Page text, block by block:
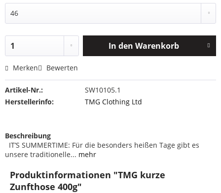
In den Warenkorb
Merken Bewerten
Artikel-Nr.:
SW10105.1
Herstellerinfo:
TMG Clothing Ltd
Beschreibung
IT’S SUMMERTIME: Für die besonders heißen Tage gibt es
unsere traditionelle... mehr
Produktinformationen "TMG kurze
Zunfthose 400g"